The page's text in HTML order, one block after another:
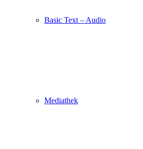
Basic Text – Audio
Mediathek